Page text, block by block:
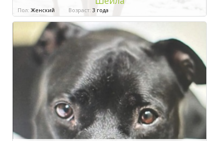
Пол: Женский Возраст: 3 года